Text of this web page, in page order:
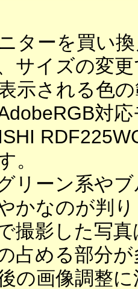
ターを買い
サイズの変
示される色
対
。
リーン系やブ
かなのが判
撮影した写真
占める部分が
の画像調整に